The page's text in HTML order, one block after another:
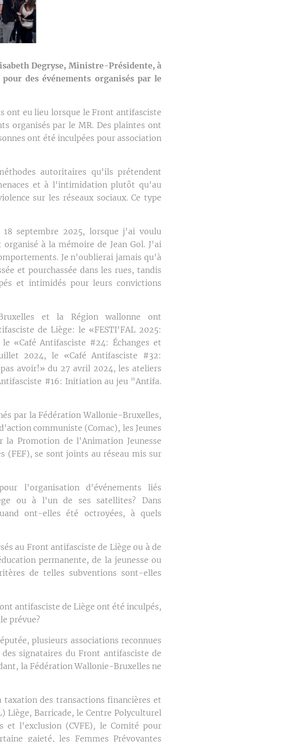
Degryse, Ministre-Présidente, à
des événements organisés par le
ont eu lieu lorsque le Front antifasciste
organisés par le MR. Des plaintes ont
ont été inculpées pour association
autoritaires qu'ils prétendent
et à l'intimidation plutôt qu'au
sur les réseaux sociaux. Ce type
septembre 2025, lorsque j'ai voulu
à la mémoire de Jean Gol. J'ai
Je n'oublierai jamais qu'à
et pourchassée dans les rues, tandis
et intimidés pour leurs convictions
et la Région wallonne ont
de Liège: le «FESTI'FAL 2025:
«Café Antifasciste #24: Échanges et
2024, le «Café Antifasciste #32:
avoir!» du 27 avril 2024, les ateliers
#16: Initiation au jeu "Antifa.
par la Fédération Wallonie-Bruxelles,
communiste (Comac), les Jeunes
la Promotion de l'Animation Jeunesse
(FEF), se sont joints au réseau mis sur
l'organisation d'événements liés
ou à l'un de ses satellites? Dans
ont-elles été octroyées, à quels
au Front antifasciste de Liège ou à de
permanente, de la jeunesse ou
de telles subventions sont-elles
antifasciste de Liège ont été inculpés,
prévue?
plusieurs associations reconnues
signataires du Front antifasciste de
la Fédération Wallonie-Bruxelles ne
des transactions financières et
Liège, Barricade, le Centre Polyculturel
et l'exclusion (CVFE), le Comité pour
gaieté, les Femmes Prévoyantes